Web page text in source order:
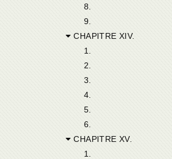
8.
9.
CHAPITRE XIV.
1.
2.
3.
4.
5.
6.
CHAPITRE XV.
1.